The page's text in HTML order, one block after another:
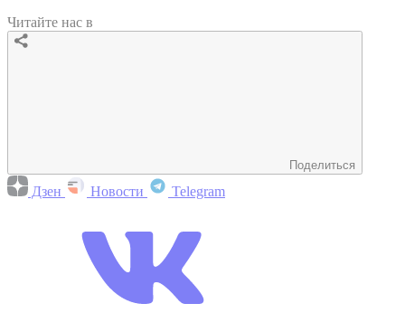
Читайте нас в
Поделиться
Дзен Новости Telegram